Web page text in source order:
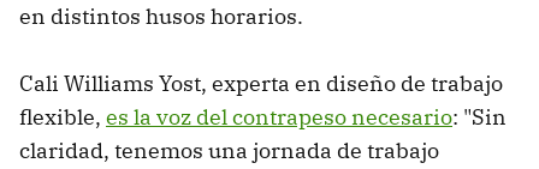
en distintos husos horarios.
Cali Williams Yost, experta en diseño de trabajo
flexible, es la voz del contrapeso necesario: "Sin
claridad, tenemos una jornada de trabajo